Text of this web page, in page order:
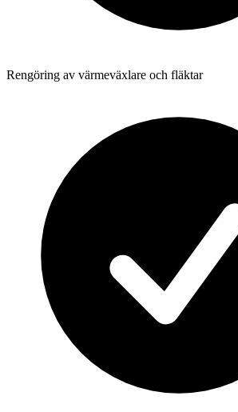
Rengöring av värmeväxlare och fläktar